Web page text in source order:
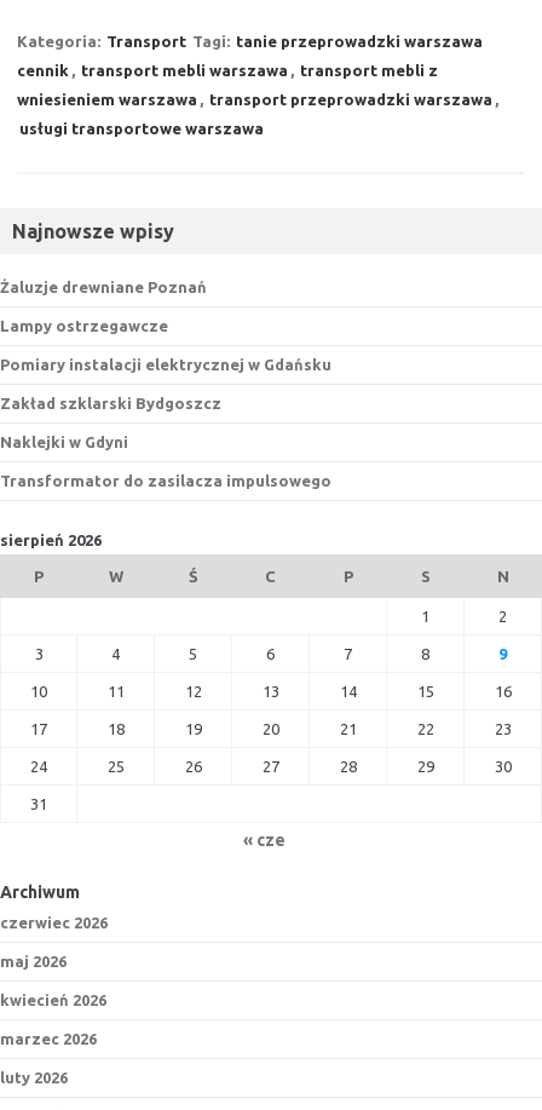
Kategoria: Transport Tagi: tanie przeprowadzki warszawa
cennik , transport mebli warszawa , transport mebli z
wniesieniem warszawa , transport przeprowadzki warszawa ,
usługi transportowe warszawa
Najnowsze wpisy
Żaluzje drewniane Poznań
Lampy ostrzegawcze
Pomiary instalacji elektrycznej w Gdańsku
Zakład szklarski Bydgoszcz
Naklejki w Gdyni
Transformator do zasilacza impulsowego
sierpień 2026
P W Ś C P S N
1 2
3 4 5 6 7 8 9
10 11 12 13 14 15 16
17 18 19 20 21 22 23
24 25 26 27 28 29 30
31
« cze
Archiwum
czerwiec 2026
maj 2026
kwiecień 2026
marzec 2026
luty 2026